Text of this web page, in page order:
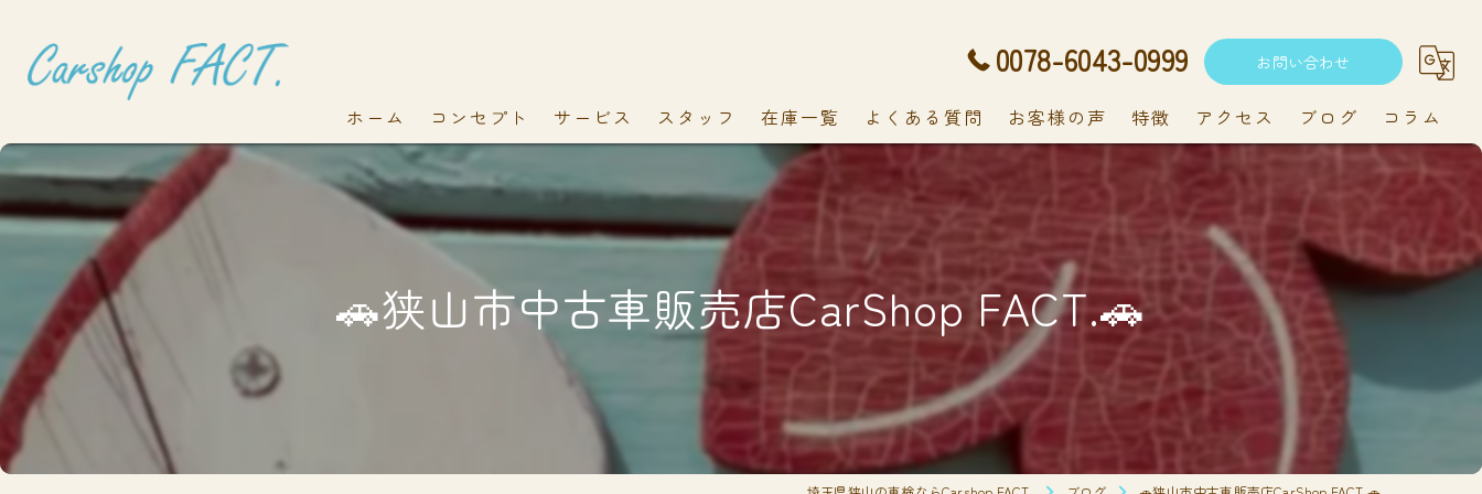
0078-6043-0999 お問い合わせ
ホーム コンセプト サービス スタッフ 在庫一覧 よくある質問 お客様の声 特徴
軽自動車
メンテナンス
アクセス ブログ コラム
🚗狭山市中古車販売店CarShop FACT.🚗